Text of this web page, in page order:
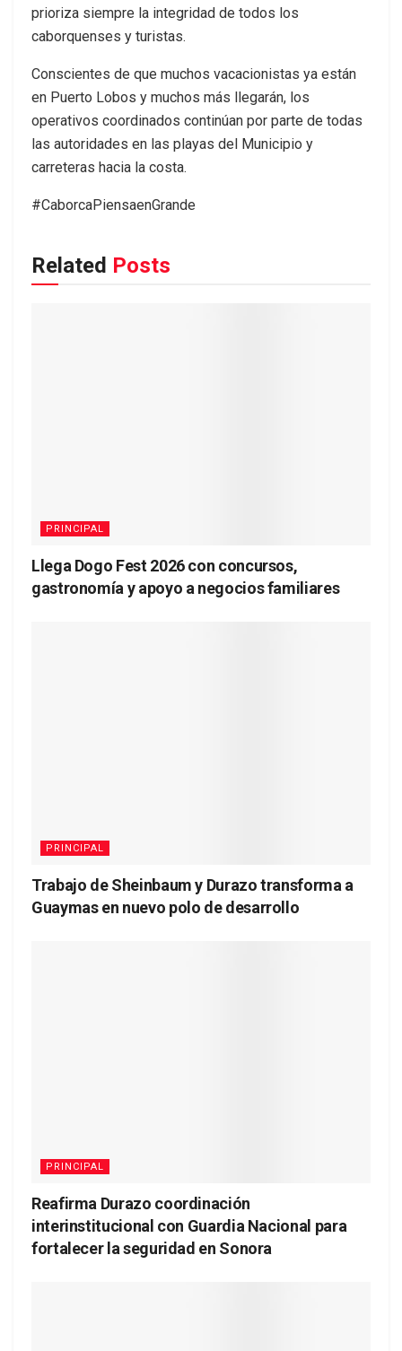
prioriza siempre la integridad de todos los
caborquenses y turistas.
Conscientes de que muchos vacacionistas ya están
en Puerto Lobos y muchos más llegarán, los
operativos coordinados continúan por parte de todas
las autoridades en las playas del Municipio y
carreteras hacia la costa.
#CaborcaPiensaenGrande
Related Posts
PRINCIPAL
Llega Dogo Fest 2026 con concursos,
gastronomía y apoyo a negocios familiares
PRINCIPAL
Trabajo de Sheinbaum y Durazo transforma a
Guaymas en nuevo polo de desarrollo
PRINCIPAL
Reafirma Durazo coordinación
interinstitucional con Guardia Nacional para
fortalecer la seguridad en Sonora